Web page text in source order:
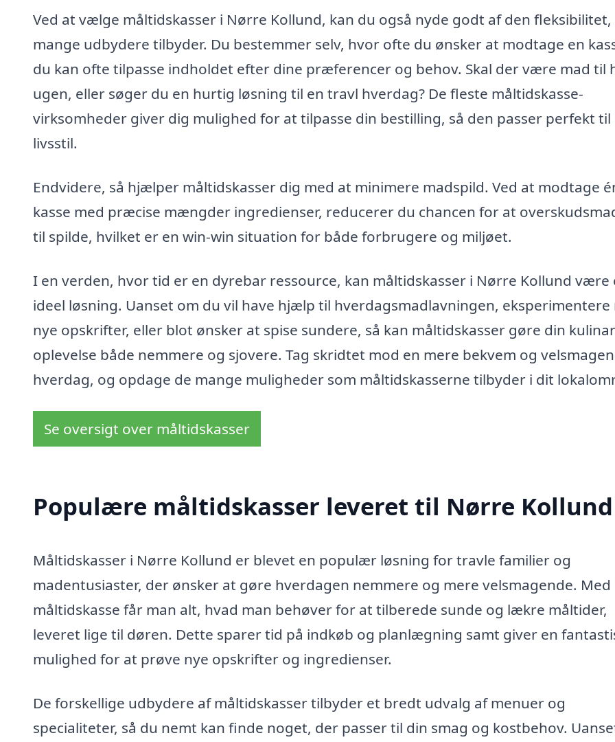
Ved at vælge måltidskasser i Nørre Kollund, kan du også nyde godt af den fleksibilitet,
mange udbydere tilbyder. Du bestemmer selv, hvor ofte du ønsker at modtage en
du kan ofte tilpasse indholdet efter dine præferencer og behov. Skal der være mad til
ugen, eller søger du en hurtig løsning til en travl hverdag? De fleste måltidskasse-
virksomheder giver dig mulighed for at tilpasse din bestilling, så den passer perfekt til
livsstil.
Endvidere, så hjælper måltidskasser dig med at minimere madspild. Ved at modtage
kasse med præcise mængder ingredienser, reducerer du chancen for at
til spilde, hvilket er en win-win situation for både forbrugere og miljøet.
I en verden, hvor tid er en dyrebar ressource, kan måltidskasser i Nørre Kollund være
ideel løsning. Uanset om du vil have hjælp til hverdagsmadlavningen, eksperimentere
nye opskrifter, eller blot ønsker at spise sundere, så kan måltidskasser gøre din
oplevelse både nemmere og sjovere. Tag skridtet mod en mere bekvem og
hverdag, og opdage de mange muligheder som måltidskasserne tilbyder i dit
Se oversigt over måltidskasser
Populære måltidskasser leveret til Nørre Kollund
Måltidskasser i Nørre Kollund er blevet en populær løsning for travle familier og
madentusiaster, der ønsker at gøre hverdagen nemmere og mere velsmagende. Med
måltidskasse får man alt, hvad man behøver for at tilberede sunde og lækre måltider,
leveret lige til døren. Dette sparer tid på indkøb og planlægning samt giver en
mulighed for at prøve nye opskrifter og ingredienser.
De forskellige udbydere af måltidskasser tilbyder et bredt udvalg af menuer og
specialiteter, så du nemt kan finde noget, der passer til din smag og kostbehov.